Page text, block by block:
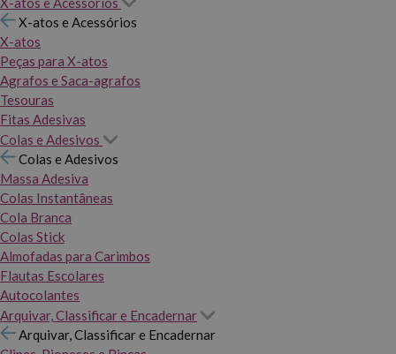
X-atos e Acessórios
X-atos
Peças para X-atos
Agrafos e Saca-agrafos
Tesouras
Fitas Adesivas
Colas e Adesivos
Colas e Adesivos
Massa Adesiva
Colas Instantâneas
Cola Branca
Colas Stick
Almofadas para Carimbos
Flautas Escolares
Autocolantes
Arquivar, Classificar e Encadernar
Arquivar, Classificar e Encadernar